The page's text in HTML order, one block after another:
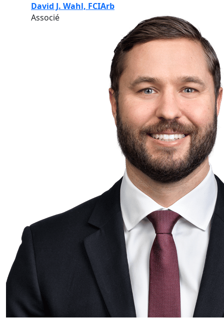
David J. Wahl, FCIArb
Associé